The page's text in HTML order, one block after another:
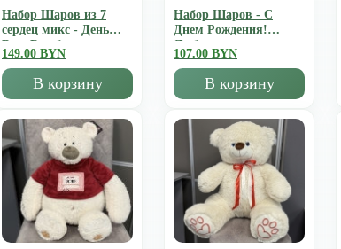
Набор Шаров из 7
сердец микс - День
Всех Влюбленных
149.00 BYN
В корзину
Набор Шаров - С
Днем Рождения!
Люблю
107.00 BYN
В корзину